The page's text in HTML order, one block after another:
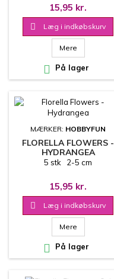
15,95 kr.
 Læg i indkøbskurv
Mere
 På lager
MÆRKER: HOBBYFUN
FLORELLA FLOWERS -
HYDRANGEA
5 stk 2-5 cm
15,95 kr.
 Læg i indkøbskurv
Mere
 På lager